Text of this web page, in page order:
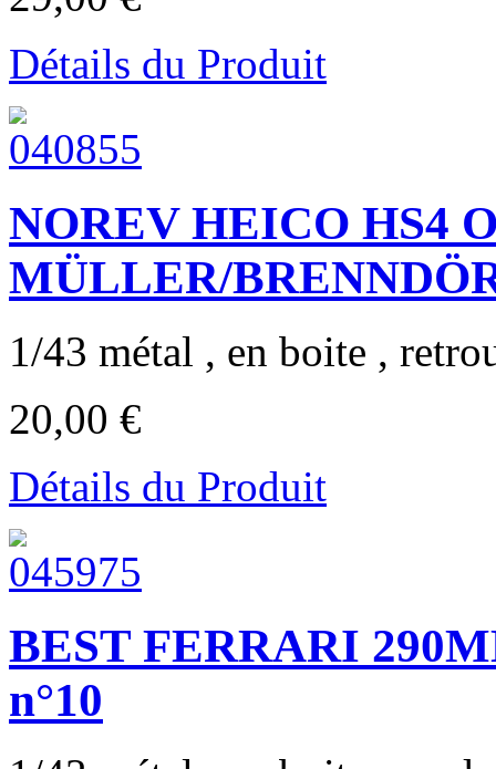
Détails du Produit
NOREV HEICO HS4
MÜLLER/
1/43 métal , en boite ,
20,00 €
Détails du Produit
BEST FERRARI
n°10